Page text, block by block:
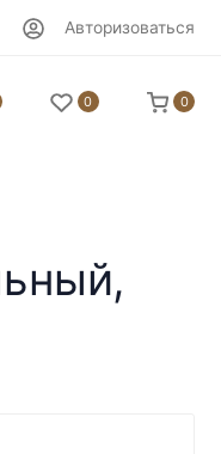
Авторизоваться
0 0